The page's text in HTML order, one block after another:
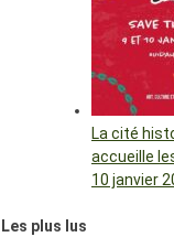
La cité
accueille
10 janvier
Les plus lus